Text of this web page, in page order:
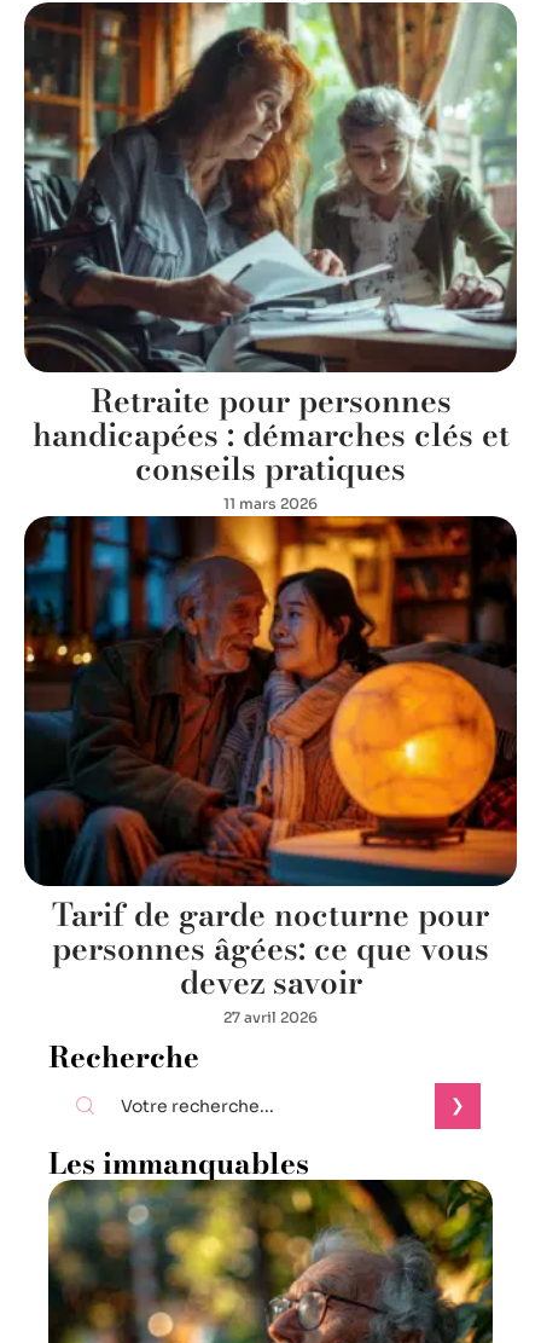
Retraite pour personnes
handicapées : démarches clés et
conseils pratiques
11 mars 2026
Tarif de garde nocturne pour
personnes âgées: ce que vous
devez savoir
27 avril 2026
Recherche
Les immanquables